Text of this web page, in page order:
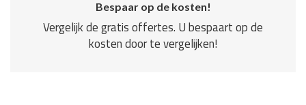
Bespaar op de kosten!
Vergelijk de gratis offertes. U bespaart op de
kosten door te vergelijken!